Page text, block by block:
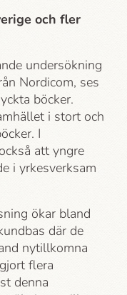
och fler
undersökning
Nordicom, ses
böcker.
i stort och
I
att yngre
i yrkesverksam
ökar bland
där de
nytillkomna
flera
denna